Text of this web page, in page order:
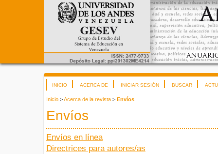
INICIO ACERCA DE INICIAR SESIÓN BUSCAR
Inicio >Acerca de la revista > Envíos
Envíos
Envíos en línea
Directrices para autores/as